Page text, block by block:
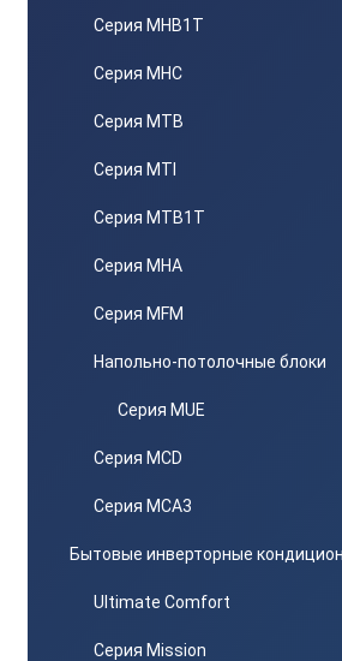
Серия MHB1T
Серия MHC
Серия MTB
Серия MTI
Серия MTB1T
Серия MHA
Серия MFM
Напольно-потолочные блоки
Серия MUE
Серия MCD
Серия MCA3
Бытовые инверторные
Ultimate Comfort
Серия Mission